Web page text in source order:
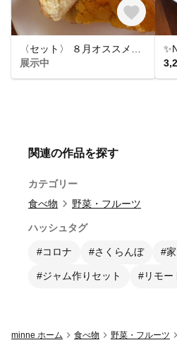
展示中
関連の作品を探す
カテゴリー
食べ物
野菜・フルーツ
ハッシュタグ
#コロナ #さくらんぼ #
#ジャム作りセット #リモー
minne ホーム 食べ物 野菜・フルーツ